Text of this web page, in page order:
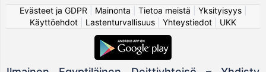
Evästeet ja GDPR
Mainonta Tietoa meistä Yksityisyys|
Käyttöehdot
Lastenturvallisuus Yhteystiedot UKK